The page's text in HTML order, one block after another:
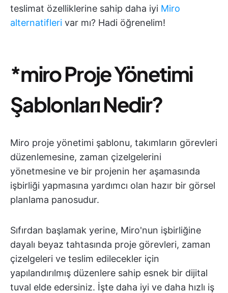
teslimat özelliklerine sahip daha iyi Miro
alternatifleri var mı? Hadi öğrenelim!
*miro Proje Yönetimi
Şablonları Nedir?
Miro proje yönetimi şablonu, takımların görevleri
düzenlemesine, zaman çizelgelerini
yönetmesine ve bir projenin her aşamasında
işbirliği yapmasına yardımcı olan hazır bir görsel
planlama panosudur.
Sıfırdan başlamak yerine, Miro'nun işbirliğine
dayalı beyaz tahtasında proje görevleri, zaman
çizelgeleri ve teslim edilecekler için
yapılandırılmış düzenlere sahip esnek bir dijital
tuval elde edersiniz. İşte daha iyi ve daha hızlı iş